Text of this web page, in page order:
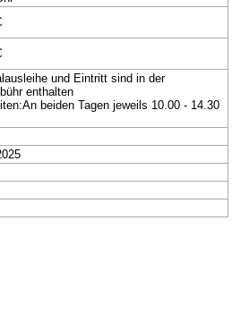
und Eintritt sind in der
enthalten
beiden Tagen jeweils 10.00 - 14.30